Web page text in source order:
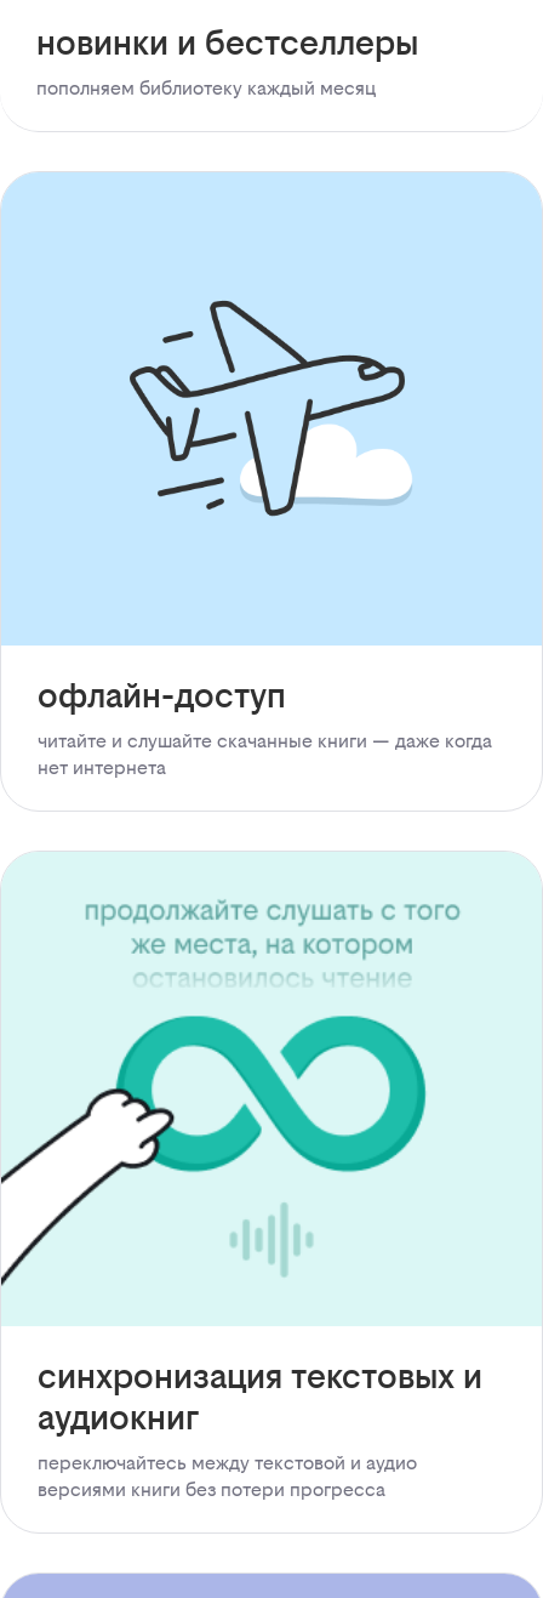
новинки и бестселлеры
пополняем библиотеку каждый месяц
офлайн-доступ
читайте и слушайте скачанные книги — даже когда
нет интернета
синхронизация текстовых и
аудиокниг
переключайтесь между текстовой и аудио
версиями книги без потери прогресса